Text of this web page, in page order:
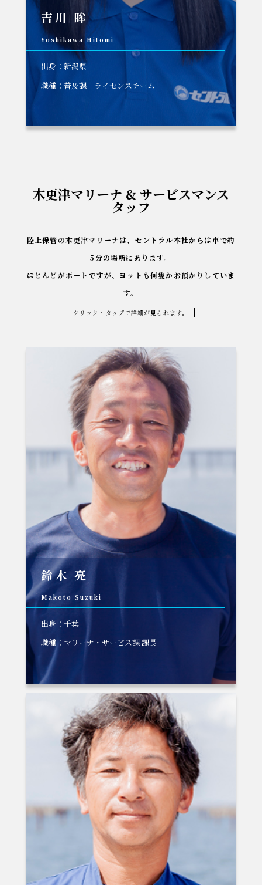
吉川 眸
Yoshikawa Hitomi
出身：新潟県
職種：普及課 ライセンスチーム
木更津マリーナ & サービスマンス
タッフ
陸上保管の木更津マリーナは、セントラル本社からは車で約
5分の場所にあります。
ほとんどがボートですが、ヨットも何隻かお預かりしていま
す。
クリック・タップで詳細が見られます。
鈴木 亮
Makoto Suzuki
出身：千葉
職種：マリーナ・サービス課 課長